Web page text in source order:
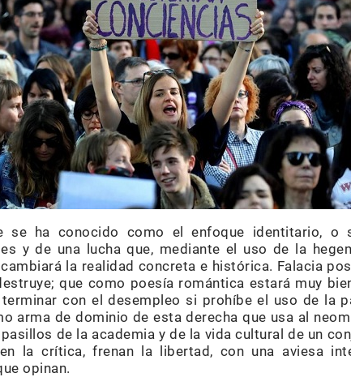
se ha conocido como el enfoque identitario, o
y de una lucha que, mediante el uso de la
la realidad concreta e histórica. Falacia
que como poesía romántica estará muy
terminar con el desempleo si prohíbe el uso de la
arma de dominio de esta derecha que usa al
de la academia y de la vida cultural de un
la crítica, frenan la libertad, con una aviesa
opinan.